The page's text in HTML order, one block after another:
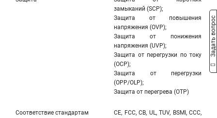
замыканий (SCP);
Защита от повышения
напряжения (OVP);
Защита от понижения
напряжения (UVP);
Защита от перегрузки по току
(OCP);
Защита от перегрузки
(OPP/OLP);
Защита от перегрева (OTP)
Соответствие стандартам
CE, FCC, CB, UL, TUV, BSMI, CCC,
Задать вопрос